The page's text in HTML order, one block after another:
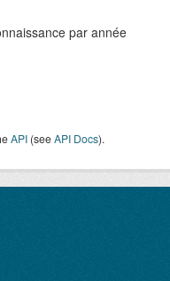
par année
API (seeAPI Docs).